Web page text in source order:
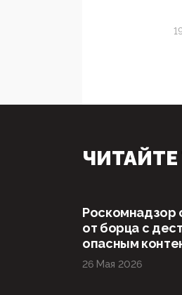
Роскомнадзор
от борца с
опасным
26 Мая 2026